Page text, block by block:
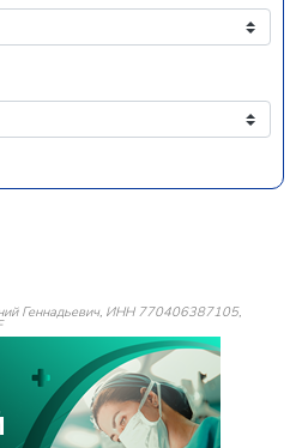
Геннадьевич, ИНН 770406387105,